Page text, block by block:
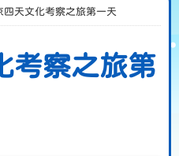
四天文化考察之旅第一天
考察之旅第